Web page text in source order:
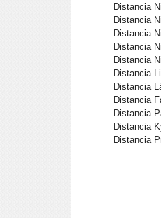
Distancia
Distancia
Distancia
Distancia
Distancia
Distancia
Distancia
Distancia
Distancia
Distancia
Distancia